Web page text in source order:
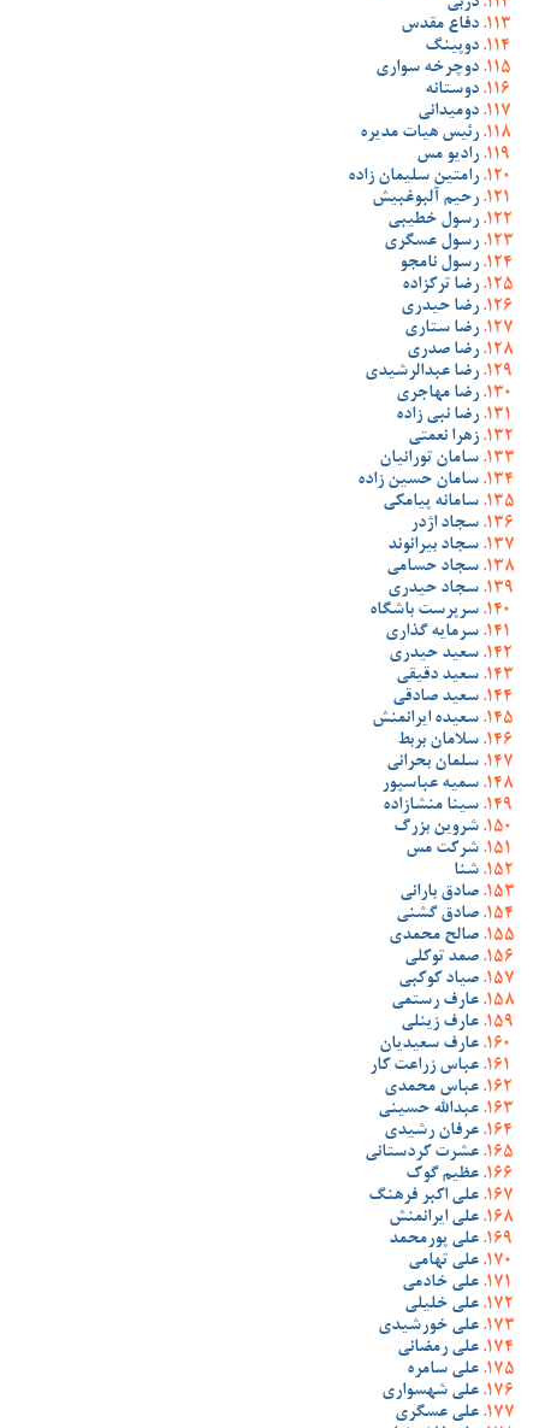
دربی
دفاع مقدس
دوپینگ
دوچرخه سواری
دوستانه
دومیدانی
رئیس هیات مدیره
رادیو مس
رامتین سلیمان زاده
رحیم آلبوغبیش
رسول خطیبی
رسول عسگری
رسول نامجو
رضا ترکزاده
رضا حیدری
رضا ستاری
رضا صدری
رضا عبدالرشیدی
رضا مهاجری
رضا نبی زاده
زهرا نعمتی
سامان تورانیان
سامان حسین زاده
سامانه پیامکی
سجاد اژدر
سجاد بیرانوند
سجاد حسامی
سجاد حیدری
سرپرست باشگاه
سرمایه گذاری
سعید حیدری
سعید دقیقی
سعید صادقی
سعیده ایرانمنش
سلامان بربط
سلمان بحرانی
سمیه عباسپور
سینا منشازاده
شروین بزرگ
شرکت مس
شنا
صادق بارانی
صادق گشنی
صالح محمدی
صمد توکلی
صیاد کوکبی
عارف رستمی
عارف زینلی
عارف سعیدیان
عباس زراعت کار
عباس محمدی
عبدالله حسینی
عرفان رشیدی
عشرت کردستانی
عظیم گوک
علی اکبر فرهنگ
علی ایرانمنش
علی پورمحمد
علی تهامی
علی خادمی
علی خلیلی
علی خورشیدی
علی رمضانی
علی سامره
علی شهسواری
علی عسگری